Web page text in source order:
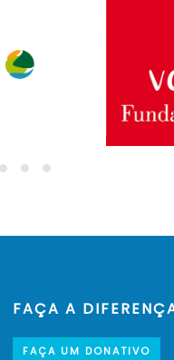
FAÇA A
FAÇA UM DONATIVO